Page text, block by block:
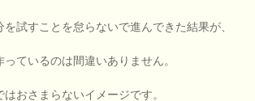
試すことを怠らないで進んできた結果が、
ているのは間違いありません。
はおさまらないイメージです。